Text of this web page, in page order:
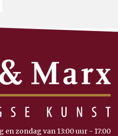
zondag van 13:00 uur - 17:00